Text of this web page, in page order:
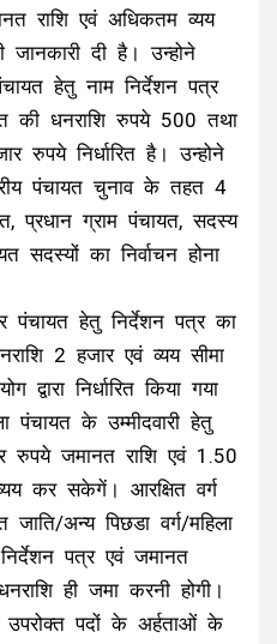
राशि एवं अधिकतम व्यय
जानकारी दी है। उन्होने
हेतु नाम निर्देशन पत्र
की धनराशि रुपये 500 तथा
रुपये निर्धारित है। उन्होने
पंचायत चुनाव के तहत 4
प्रधान ग्राम पंचायत, सदस्य
सदस्यों का निर्वाचन होना
पंचायत हेतु निर्देशन पत्र का
2 हजार एवं व्यय सीमा
द्वारा निर्धारित किया गया
पंचायत के उम्मीदवारी हेतु
रुपये जमानत राशि एवं 1.50
कर सकेगें। आरक्षित वर्ग
अन्य पिछडा वर्ग/महिला
पत्र एवं जमानत
ही जमा करनी होगी।
उपरोक्त पदों के अर्हताओं के